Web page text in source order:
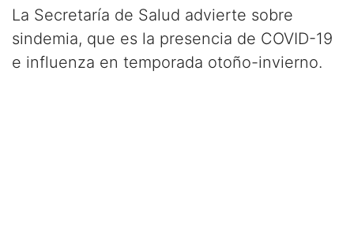
La Secretaría de Salud advierte sobre
sindemia, que es la presencia de COVID-19
e influenza en temporada otoño-invierno.